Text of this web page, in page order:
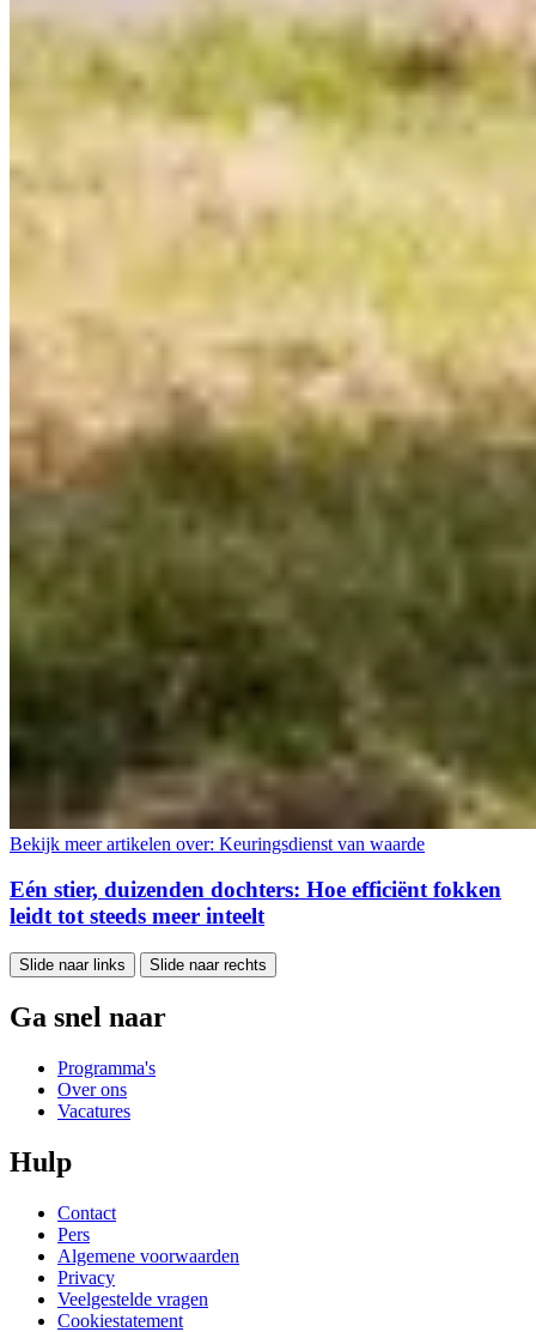
Bekijk meer artikelen over: Keuringsdienst van waarde
Eén stier, duizenden dochters: Hoe efficiënt fokken
leidt tot steeds meer inteelt
Slide naar links Slide naar rechts
Ga snel naar
Programma's
Over ons
Vacatures
Hulp
Contact
Pers
Algemene voorwaarden
Privacy
Veelgestelde vragen
Cookiestatement